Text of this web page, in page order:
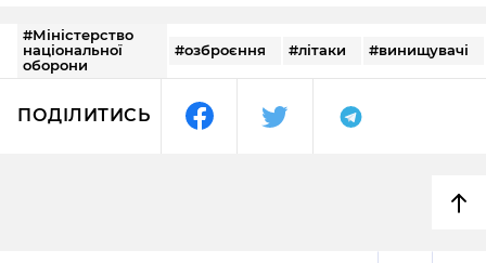
#Міністерство
національної
оборони
#озброєння #літаки #винищувачі
ПОДІЛИТИСЬ